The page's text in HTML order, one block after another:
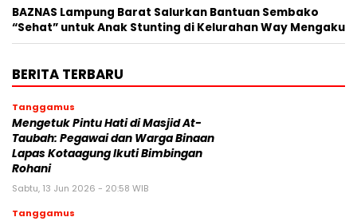
BAZNAS Lampung Barat Salurkan Bantuan Sembako
“Sehat” untuk Anak Stunting di Kelurahan Way Mengaku
BERITA TERBARU
Tanggamus
Mengetuk Pintu Hati di Masjid At-
Taubah: Pegawai dan Warga Binaan
Lapas Kotaagung Ikuti Bimbingan
Rohani
Sabtu, 13 Jun 2026 - 20:58 WIB
Tanggamus